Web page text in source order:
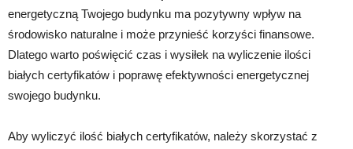
energetyczną Twojego budynku ma pozytywny wpływ na
środowisko naturalne i może przynieść korzyści finansowe.
Dlatego warto poświęcić czas i wysiłek na wyliczenie ilości
białych certyfikatów i poprawę efektywności energetycznej
swojego budynku.
Aby wyliczyć ilość białych certyfikatów, należy skorzystać z